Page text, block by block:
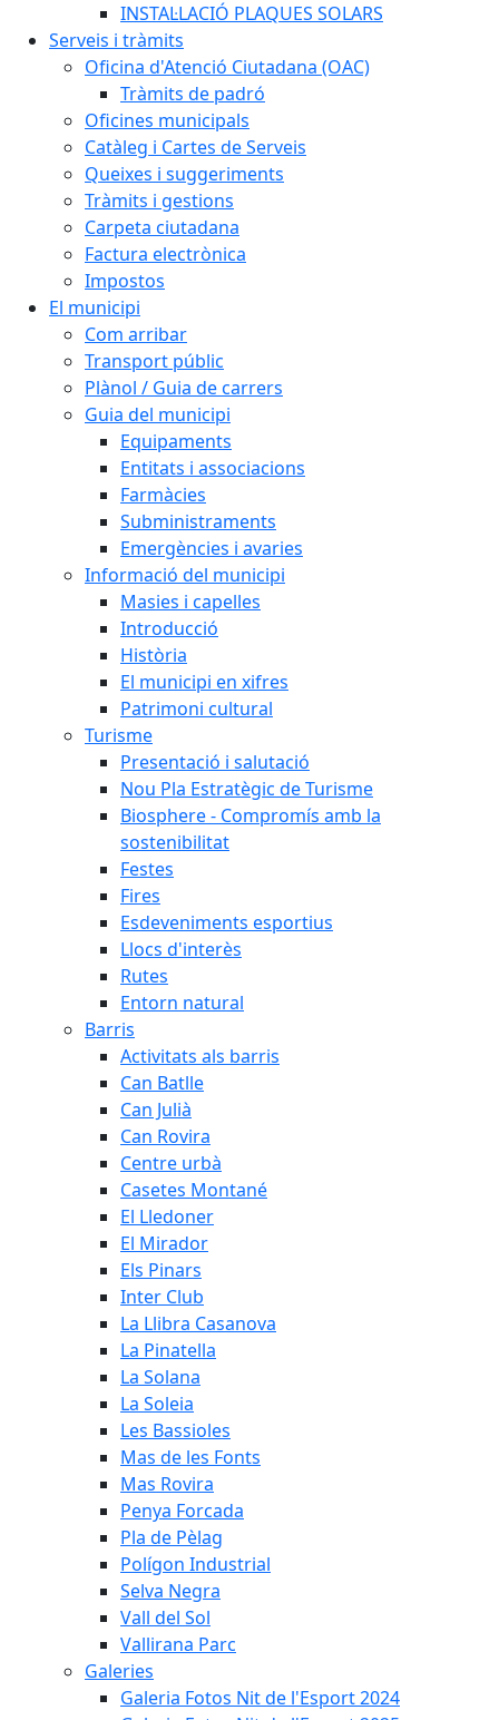
INSTAL·LACIÓ PLAQUES SOLARS
Serveis i tràmits
Oficina d'Atenció Ciutadana (OAC)
Tràmits de padró
Oficines municipals
Catàleg i Cartes de Serveis
Queixes i suggeriments
Tràmits i gestions
Carpeta ciutadana
Factura electrònica
Impostos
El municipi
Com arribar
Transport públic
Plànol / Guia de carrers
Guia del municipi
Equipaments
Entitats i associacions
Farmàcies
Subministraments
Emergències i avaries
Informació del municipi
Masies i capelles
Introducció
Història
El municipi en xifres
Patrimoni cultural
Turisme
Presentació i salutació
Nou Pla Estratègic de Turisme
Biosphere - Compromís amb la
sostenibilitat
Festes
Fires
Esdeveniments esportius
Llocs d'interès
Rutes
Entorn natural
Barris
Activitats als barris
Can Batlle
Can Julià
Can Rovira
Centre urbà
Casetes Montané
El Lledoner
El Mirador
Els Pinars
Inter Club
La Llibra Casanova
La Pinatella
La Solana
La Soleia
Les Bassioles
Mas de les Fonts
Mas Rovira
Penya Forcada
Pla de Pèlag
Polígon Industrial
Selva Negra
Vall del Sol
Vallirana Parc
Galeries
Galeria Fotos Nit de l'Esport 2024